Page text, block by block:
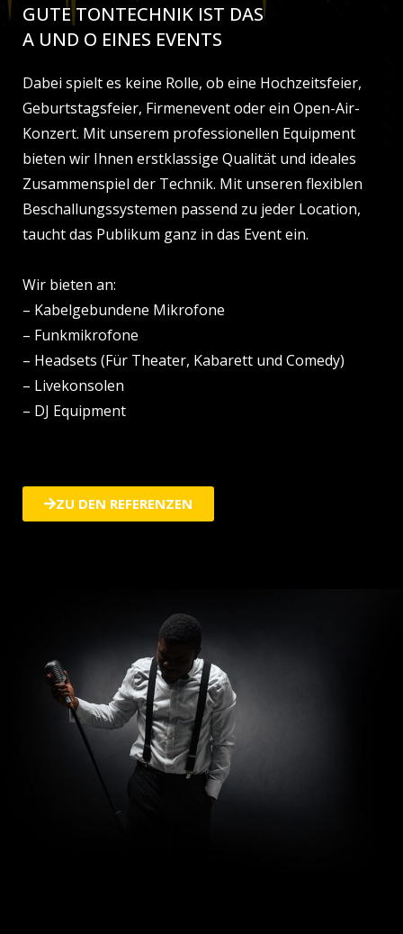
GUTE TONTECHNIK IST DAS
A UND O EINES EVENTS
Dabei spielt es keine Rolle, ob eine Hochzeitsfeier,
Geburtstagsfeier, Firmenevent oder ein Open-Air-
Konzert. Mit unserem professionellen Equipment
bieten wir Ihnen erstklassige Qualität und ideales
Zusammenspiel der Technik. Mit unseren flexiblen
Beschallungssystemen passend zu jeder Location,
taucht das Publikum ganz in das Event ein.
Wir bieten an:
– Kabelgebundene Mikrofone
– Funkmikrofone
– Headsets (Für Theater, Kabarett und Comedy)
– Livekonsolen
– DJ Equipment
ZU DEN REFERENZEN